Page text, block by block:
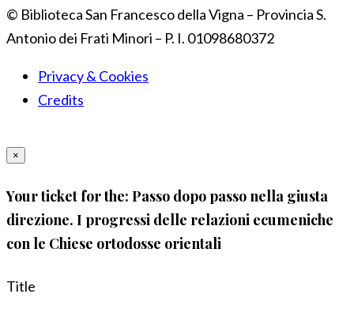
© Biblioteca San Francesco della Vigna – Provincia S.
Antonio dei Frati Minori – P. I. 01098680372
Privacy & Cookies
Credits
×
Your ticket for the: Passo dopo passo nella giusta
direzione. I progressi delle relazioni ecumeniche
con le Chiese ortodosse orientali
Title